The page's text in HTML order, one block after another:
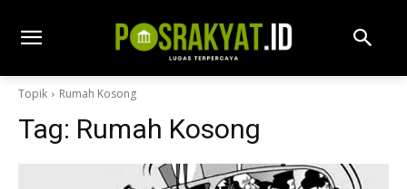
Topik Rumah Kosong
Tag: Rumah Kosong